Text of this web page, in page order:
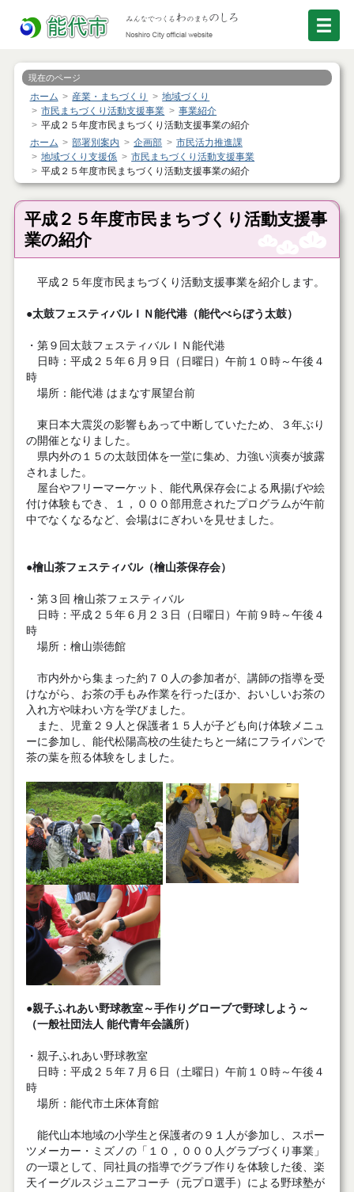
現在のページ
ホーム 産業・まちづくり
地域づくり
市民まちづくり活動支援事業
事業紹介
平成２５年度市民まちづくり活動支援事業の紹介
ホーム
部署別案内 企画部
市民活力推進課
地域づくり支援係
市民まちづくり活動支援事業
平成２５年度市民まちづくり活動支援事業の紹介
平成２５年度市民まちづくり活動支援事
業の紹介
平成２５年度市民まちづくり活動支援事業を紹介します。
●太鼓フェスティバルＩＮ能代港（能代べらぼう太鼓）
・第９回太鼓フェスティバルＩＮ能代港
日時：平成２５年６月９日（日曜日）午前１０時～午後４
時
場所：能代港 はまなす展望台前
東日本大震災の影響もあって中断していたため、３年ぶり
の開催となりました。
県内外の１５の太鼓団体を一堂に集め、力強い演奏が披露
されました。
屋台やフリーマーケット、能代凧保存会による凧揚げや絵
付け体験もでき、１，０００部用意されたプログラムが午前
中でなくなるなど、会場はにぎわいを見せました。
●檜山茶フェスティバル（檜山茶保存会）
・第３回 檜山茶フェスティバル
日時：平成２５年６月２３日（日曜日）午前９時～午後４
時
場所：檜山崇徳館
市内外から集まった約７０人の参加者が、講師の指導を受
けながら、お茶の手もみ作業を行ったほか、おいしいお茶の
入れ方や味わい方を学びました。
また、児童２９人と保護者１５人が子ども向け体験メニュ
ーに参加し、能代松陽高校の生徒たちと一緒にフライパンで
茶の葉を煎る体験をしました。
●親子ふれあい野球教室～手作りグローブで野球しよう～
（一般社団法人 能代青年会議所）
・親子ふれあい野球教室
日時：平成２５年７月６日（土曜日）午前１０時～午後４
時
場所：能代市土床体育館
能代山本地域の小学生と保護者の９１人が参加し、スポー
ツメーカー・ミズノの「１０，０００人グラブづくり事業」
の一環として、同社員の指導でグラブ作りを体験した後、楽
天イーグルスジュニアコーチ（元プロ選手）による野球塾が